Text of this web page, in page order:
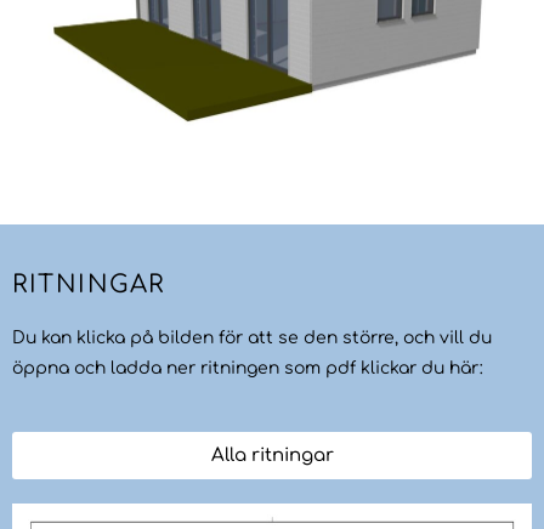
RITNINGAR
Du kan klicka på bilden för att se den större, och vill du
öppna och ladda ner ritningen som pdf klickar du här:
Alla ritningar